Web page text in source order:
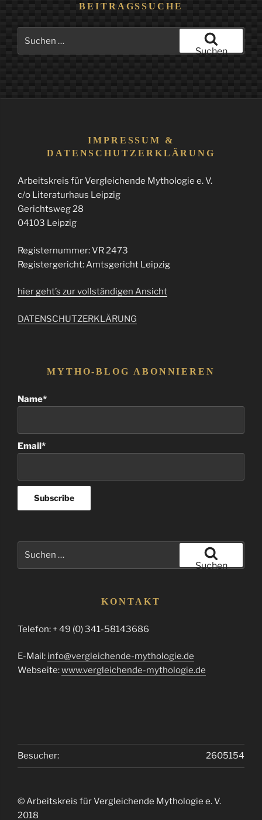
BEITRAGSSUCHE
nach:
Suchen
IMPRESSUM &
DATENSCHUTZERKLÄRUNG
Arbeitskreis für Vergleichende Mythologie e. V.
c/o Literaturhaus Leipzig
Gerichtsweg 28
04103 Leipzig
Registernummer: VR 2473
Registergericht: Amtsgericht Leipzig
hier geht’s zur vollständigen Ansicht
DATENSCHUTZERKLÄRUNG
MYTHO-BLOG ABONNIEREN
Name*
Email*
Suchen
KONTAKT
Telefon: + 49 (0) 341-58143686
E-Mail: info@vergleichende-mythologie.de
Webseite:www.vergleichende-mythologie.de
2605154
Besucher:
© Arbeitskreis für Vergleichende Mythologie e. V.
2018